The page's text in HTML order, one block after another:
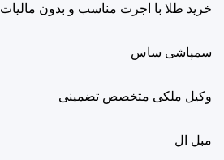
خرید طلا با اجرت مناسب و بدون مالیات
سمپاشی ساس
وکیل ملکی متخصص تضمینی
مبل ال